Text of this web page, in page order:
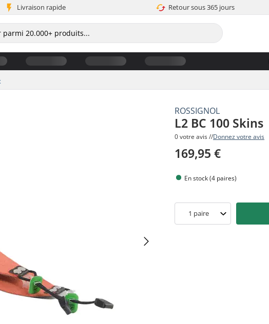
Livraison rapide Retour sous 365 jours
ROSSIGNOL
L2 BC 100 Skins
0 votre avis //Donnez votre avis
169,95 €
En stock (4 paires)
1 paire